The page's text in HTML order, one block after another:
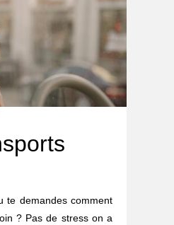
te demandes comment
? Pas de stress on a